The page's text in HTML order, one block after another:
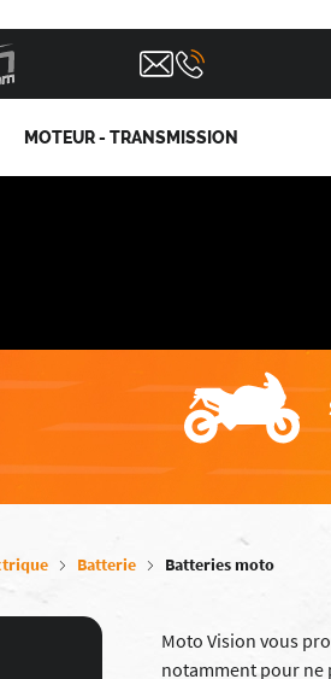
MOTEUR - TRANSMISSION
Batterie Batteries moto
Moto Vision vous
notamment pour ne